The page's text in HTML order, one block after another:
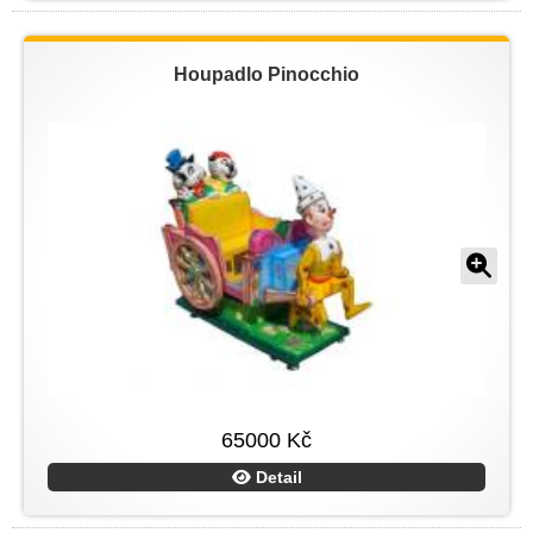
Houpadlo Pinocchio
65000 Kč
Detail